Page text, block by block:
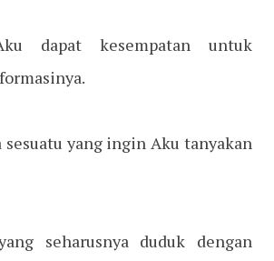
dapat kesempatan untuk
sesuatu yang ingin Aku tanyakan
seharusnya duduk dengan